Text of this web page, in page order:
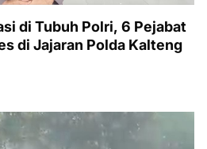
di Tubuh Polri, 6 Pejabat
di Jajaran Polda Kalteng